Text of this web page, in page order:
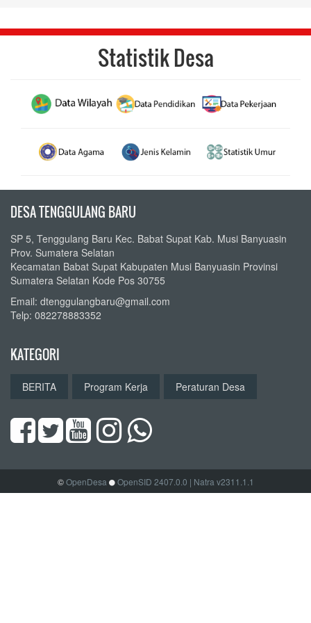
Statistik Desa
DESA TENGGULANG BARU
SP 5, Tenggulang Baru Kec. Babat Supat Kab. Musi Banyuasin
Prov. Sumatera Selatan
Kecamatan Babat Supat Kabupaten Musi Banyuasin Provinsi
Sumatera Selatan Kode Pos 30755
Email: dtenggulangbaru@gmail.com
Telp: 082278883352
KATEGORI
BERITA Program Kerja Peraturan Desa
©OpenDesa OpenSID 2407.0.0 | Natra v2311.1.1